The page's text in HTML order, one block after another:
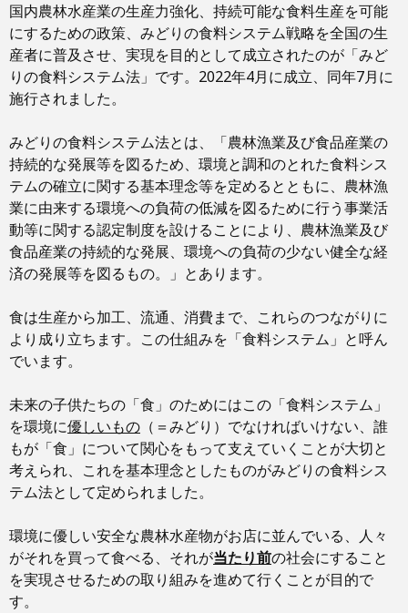
国内農林水産業の生産力強化、持続可能な食料生産を可能
にするための政策、みどりの食料システム戦略を全国の生
産者に普及させ、実現を目的として成立されたのが「みど
りの食料システム法」です。2022年4月に成立、同年7月に
施行されました。
みどりの食料システム法とは、「農林漁業及び食品産業の
持続的な発展等を図るため、環境と調和のとれた食料シス
テムの確立に関する基本理念等を定めるとともに、農林漁
業に由来する環境への負荷の低減を図るために行う事業活
動等に関する認定制度を設けることにより、農林漁業及び
食品産業の持続的な発展、環境への負荷の少ない健全な経
済の発展等を図るもの。」とあります。
食は生産から加工、流通、消費まで、これらのつながりに
より成り立ちます。この仕組みを「食料システム」と呼ん
でいます。
未来の子供たちの「食」のためにはこの「食料システム」
を環境に優しいもの （＝みどり）でなければいけない、誰
もが「食」について関心をもって支えていくことが大切と
考えられ、これを基本理念としたものがみどりの食料シス
テム法として定められました。
環境に優しい安全な農林水産物がお店に並んでいる、人々
がそれを買って食べる、それが当たり前の社会にすること
を実現させるための取り組みを進めて行くことが目的で
す。